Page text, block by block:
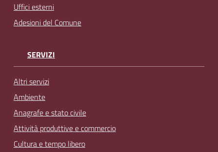
Uffici esterni
Adesioni del Comune
SERVIZI
Altri servizi
Ambiente
Anagrafe e stato civile
Attività produttive e commercio
Cultura e tempo libero